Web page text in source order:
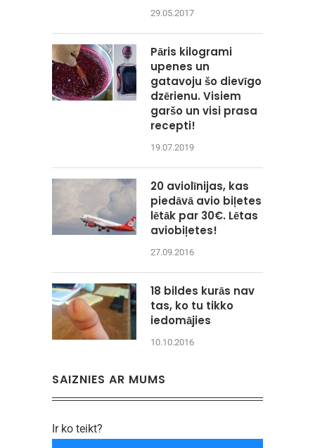
29.05.2017
Pāris kilogrami
upenes un
gatavoju šo dievīgo
dzērienu. Visiem
garšo un visi prasa
recepti!
19.07.2019
20 aviolīnijas, kas
piedāvā avio biļetes
lētāk par 30€. Lētas
aviobiļetes!
27.09.2016
18 bildes kurās nav
tas, ko tu tikko
iedomājies
10.10.2016
SAIZNIES AR MUMS
Ir ko teikt?